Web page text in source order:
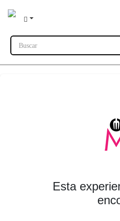
Buscar
Esta